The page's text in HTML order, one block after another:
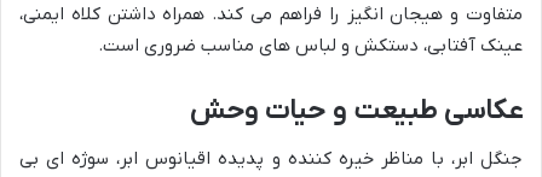
متفاوت و هیجان انگیز را فراهم می کند. همراه داشتن کلاه ایمنی،
عینک آفتابی، دستکش و لباس های مناسب ضروری است.
عکاسی طبیعت و حیات وحش
جنگل ابر، با مناظر خیره کننده و پدیده اقیانوس ابر، سوژه ای بی